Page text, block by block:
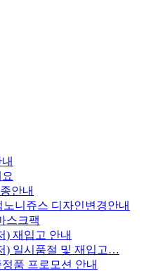
안내
니쥬스 디자인변경안내
스크팩
) 재입고 안내
) 일시품절 및 재입고…
품 프로모션 안내